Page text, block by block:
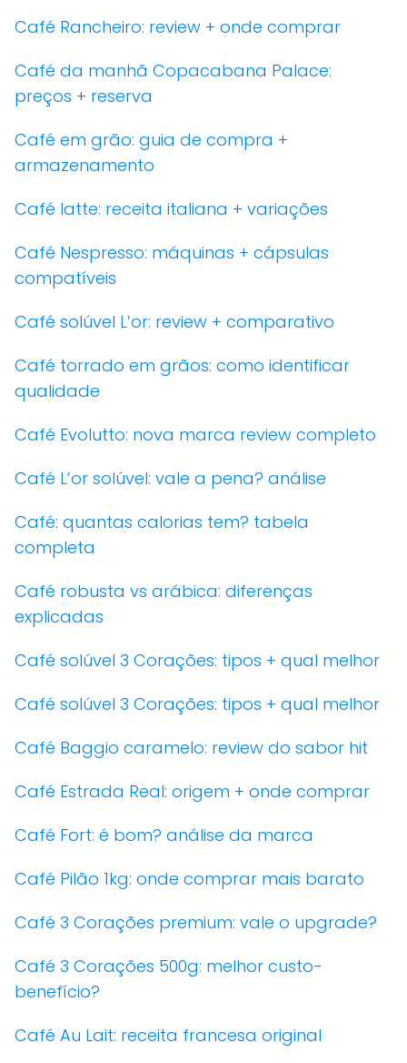
Café Rancheiro: review + onde comprar
Café da manhã Copacabana Palace:
preços + reserva
Café em grão: guia de compra +
armazenamento
Café latte: receita italiana + variações
Café Nespresso: máquinas + cápsulas
compatíveis
Café solúvel L’or: review + comparativo
Café torrado em grãos: como identificar
qualidade
Café Evolutto: nova marca review completo
Café L’or solúvel: vale a pena? análise
Café: quantas calorias tem? tabela
completa
Café robusta vs arábica: diferenças
explicadas
Café solúvel 3 Corações: tipos + qual melhor
Café solúvel 3 Corações: tipos + qual melhor
Café Baggio caramelo: review do sabor hit
Café Estrada Real: origem + onde comprar
Café Fort: é bom? análise da marca
Café Pilão 1kg: onde comprar mais barato
Café 3 Corações premium: vale o upgrade?
Café 3 Corações 500g: melhor custo-
benefício?
Café Au Lait: receita francesa original